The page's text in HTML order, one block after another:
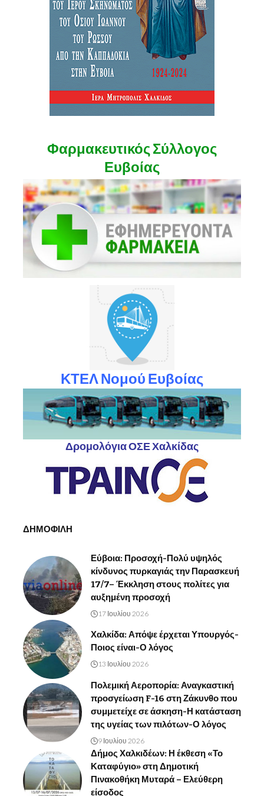
Φαρμακευτικός Σύλλογος
Ευβοίας
ΚΤΕΛ Νομού Ευβοίας
Δρομολόγια ΟΣΕ Χαλκίδας
ΔΗΜΟΦΙΛΗ
Εύβοια: Προσοχή-Πολύ υψηλός
κίνδυνος πυρκαγιάς την Παρασκευή
17/7– Έκκληση στους πολίτες για
αυξημένη προσοχή
17 Ιουλίου 2026
Χαλκίδα: Απόψε έρχεται Υπουργός-
Ποιος είναι-Ο λόγος
13 Ιουλίου 2026
Πολεμική Αεροπορία: Αναγκαστική
προσγείωση F-16 στη Ζάκυνθο που
συμμετείχε σε άσκηση-Η κατάσταση
της υγείας των πιλότων-Ο λόγος
9 Ιουλίου 2026
Δήμος Χαλκιδέων: Η έκθεση «Το
Καταφύγιο» στη Δημοτική
Πινακοθήκη Μυταρά – Ελεύθερη
είσοδος